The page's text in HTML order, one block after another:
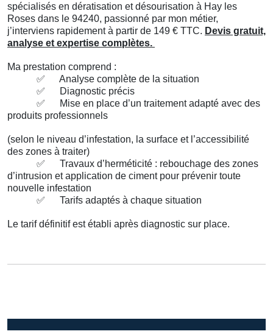
spécialisés en dératisation et désourisation à Hay les
Roses dans le 94240, passionné par mon métier,
j’interviens rapidement à partir de 149 € TTC. Devis gratuit,
analyse et expertise complètes.
Ma prestation comprend :
✅
Analyse complète de la situation
✅
Diagnostic précis
✅
Mise en place d’un traitement adapté avec des
produits professionnels
(selon le niveau d’infestation, la surface et l’accessibilité
des zones à traiter)
✅
Travaux d’herméticité : rebouchage des zones
d’intrusion et application de ciment pour prévenir toute
nouvelle infestation
✅
Tarifs adaptés à chaque situation
Le tarif définitif est établi après diagnostic sur place.